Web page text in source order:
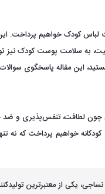
برای دوخت لباس کودک خواهیم
به سلامت پوست کودک نیز
این مقاله پاسخگوی
چون لطافت، تنفس‌پذیری و
لباس‌های کودکانه خواهیم پرداخت
یکی از معتبرترین